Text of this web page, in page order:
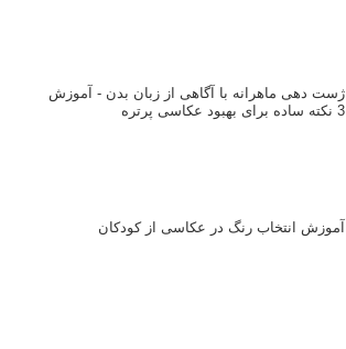
ژست دهی ماهرانه با آگاهی از زبان بدن - آموزش
3 نکته ساده برای بهبود عکاسی پرتره
آموزش انتخاب رنگ در عکاسی از کودکان